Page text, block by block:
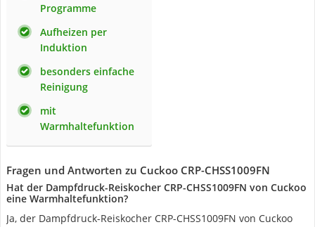
Programme
Aufheizen per
Induktion
besonders einfache
Reinigung
mit
Warmhaltefunktion
Fragen und Antworten zu Cuckoo CRP-CHSS1009FN
Hat der Dampfdruck-Reiskocher CRP-CHSS1009FN von Cuckoo
eine Warmhaltefunktion?
Ja, der Dampfdruck-Reiskocher CRP-CHSS1009FN von Cuckoo